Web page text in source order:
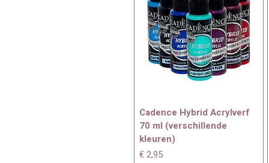
Cadence Hybrid Acrylverf
70 ml (verschillende
kleuren)
Prijs
€ 2,95